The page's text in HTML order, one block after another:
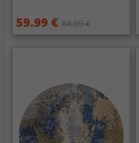
59.99 € 84.99 €